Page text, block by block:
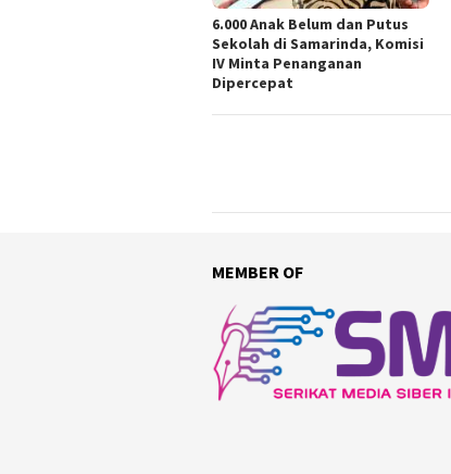
6.000 Anak Belum dan Putus
Sekolah di Samarinda, Komisi
IV Minta Penanganan
Dipercepat
MEMBER OF